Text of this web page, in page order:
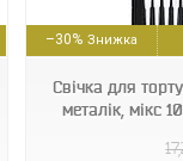
–30%
Свічка для
металік, мікс
120597